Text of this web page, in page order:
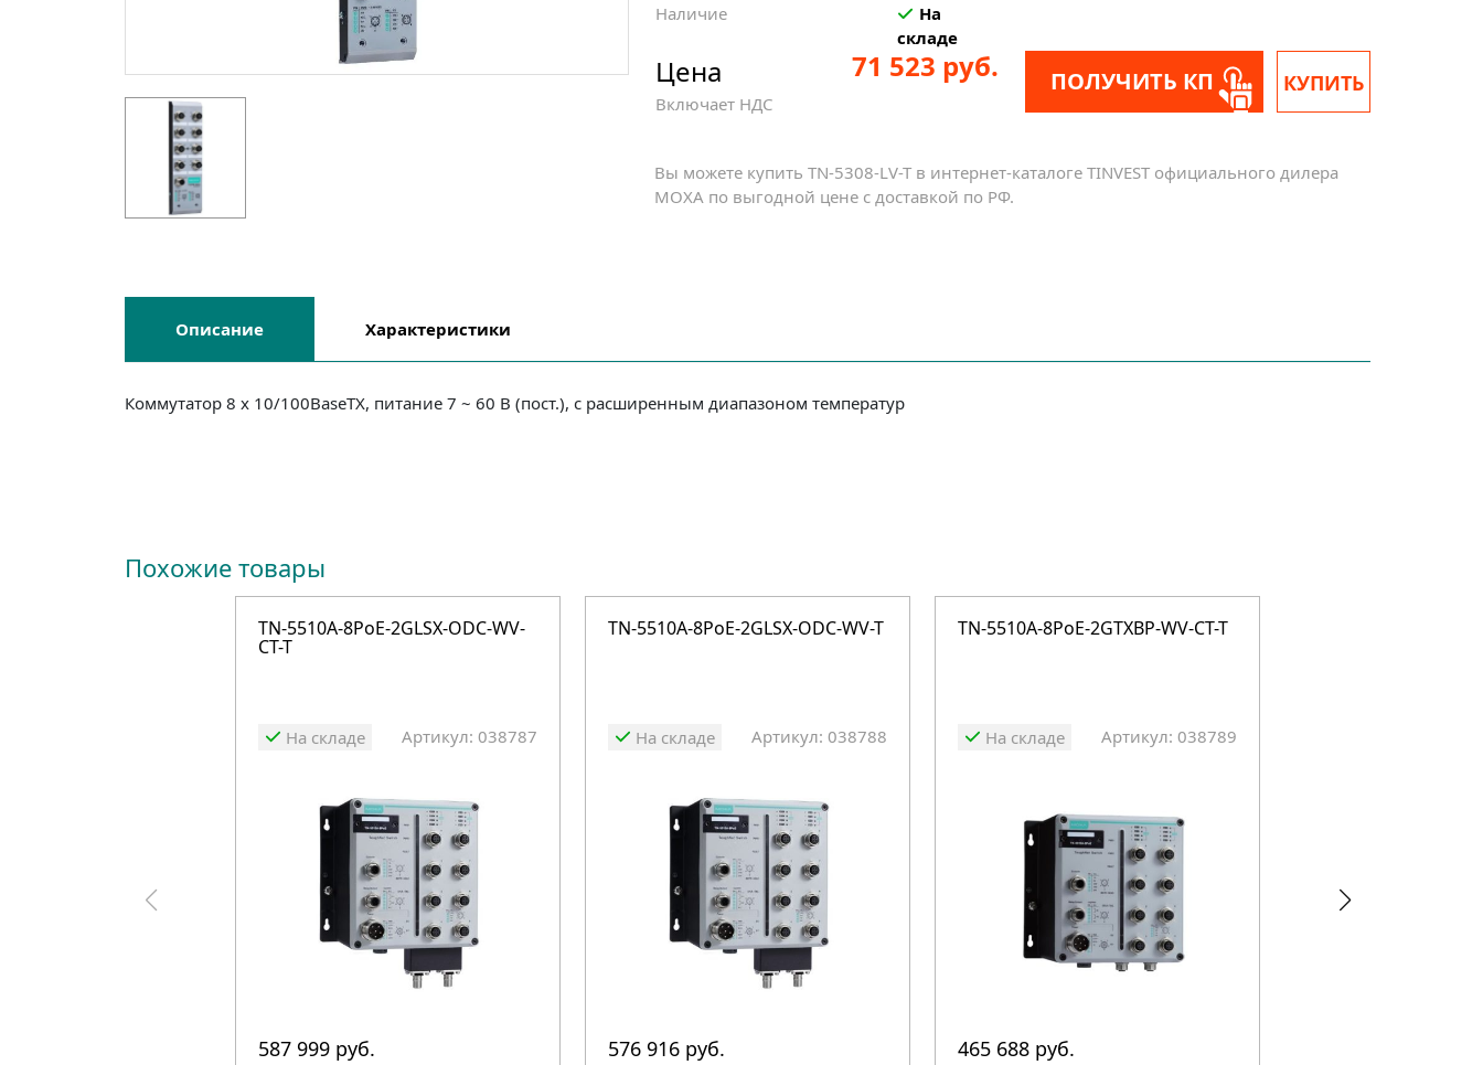
Наличие
На
складе
Цена
Включает НДС
71 523 руб. ПОЛУЧИТЬ КП КУПИТЬ
Вы можете купить TN-5308-LV-T в интернет-каталоге TINVEST официального дилера
MOXA по выгодной цене с доставкой по РФ.
Описание Характеристики
Коммутатор 8 x 10/100BaseTX, питание 7 ~ 60 В (пост.), с расширенным диапазоном температур
Похожие товары
TN-5510A-8PoE-2GLSX-ODC-WV-
CT-T
На складе Артикул: 038787
587 999 руб.
TN-5510A-8PoE-2GLSX-ODC-WV-T
На складе Артикул: 038788
576 916 руб.
TN-5510A-8PoE-2GTXBP-WV-CT-T
На складе Артикул: 038789
465 688 руб.